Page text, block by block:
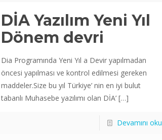
DİA Yazılım Yeni Yıl
Dönem devri
Dia Programında Yeni Yıl a Devir yapılmadan
öncesi yapılması ve kontrol edilmesi gereken
maddeler.Size bu yıl Türkiye’ nin en iyi bulut
tabanlı Muhasebe yazılımı olan DİA’[…]
Devamını oku